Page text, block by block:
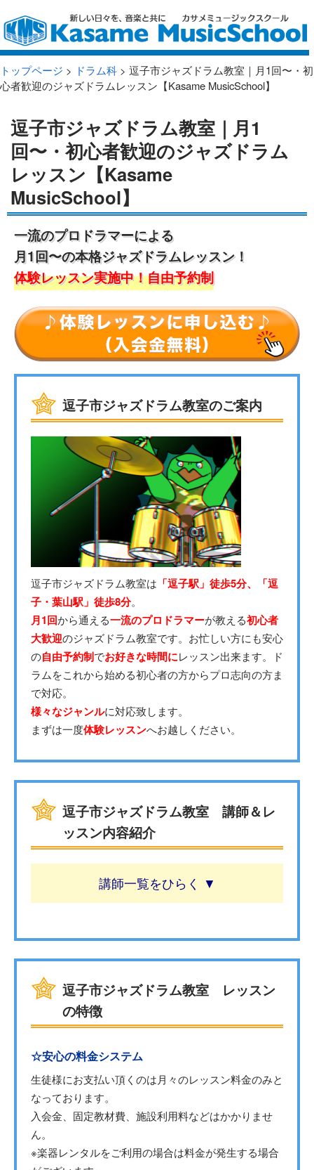
トップページ > ドラム科 > 逗子市ジャズドラム教室｜月1回〜・初
心者歓迎のジャズドラムレッスン【Kasame MusicSchool】
逗子市ジャズドラム教室｜月1
回〜・初心者歓迎のジャズドラム
レッスン【Kasame
MusicSchool】
一流のプロドラマーによる
月1回〜の本格ジャズドラムレッスン！
体験レッスン実施中！自由予約制
逗子市ジャズドラム教室のご案内
逗子市ジャズドラム教室は 「逗子駅」徒歩5分、「逗
子・葉山駅」徒歩8分。
月1回から通える一流のプロドラマーが教える初心者
大歓迎のジャズドラム教室です。お忙しい方にも安心
の自由予約制でお好きな時間にレッスン出来ます。ド
ラムをこれから始める初心者の方からプロ志向の方ま
で対応。
様々なジャンルに対応致します。
まずは一度体験レッスンへお越しください。
逗子市ジャズドラム教室 講師＆レ
ッスン内容紹介
講師一覧
逗子市ジャズドラム教室 レッスン
の特徴
☆安心の料金システム
生徒様にお支払い頂くのは月々のレッスン料金のみと
なっております。
入会金、固定教材費、施設利用料などはかかりませ
ん。
※楽器レンタルをご利用の場合は料金が発生する場合